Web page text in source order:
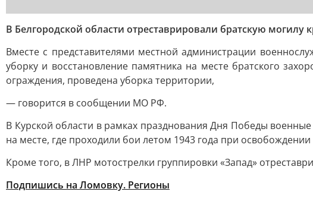
В Белгородской области отреставрировали братскую могилу
Вместе с представителями местной администрации
уборку и восстановление памятника на месте братского
ограждения, проведена уборка территории,
— говорится в сообщении МО РФ.
В Курской области в рамках празднования Дня Победы
на месте, где проходили бои летом 1943 года при
Кроме того, в ЛНР мотострелки группировки «Запад»
Подпишись на Ломовку. Регионы